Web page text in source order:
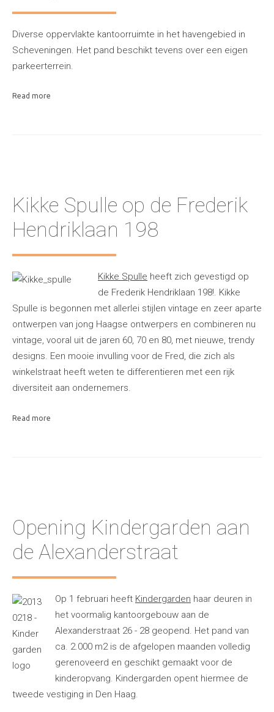
Diverse oppervlakte kantoorruimte in het havengebied in
Scheveningen. Het pand beschikt tevens over een eigen
parkeerterrein.
Read more
Kikke Spulle op de Frederik
Hendriklaan 198
Kikke Spulle heeft zich gevestigd op
de Frederik Hendriklaan 198!. Kikke
Spulle is begonnen met allerlei stijlen vintage en zeer aparte
ontwerpen van jong Haagse ontwerpers en combineren nu
vintage, vooral uit de jaren 60, 70 en 80, met nieuwe, trendy
designs. Een mooie invulling voor de Fred, die zich als
winkelstraat heeft weten te differentieren met een rijk
diversiteit aan ondernemers.
Read more
Opening Kindergarden aan
de Alexanderstraat
Op 1 februari heeft Kindergarden haar deuren in
het voormalig kantoorgebouw aan de
Alexanderstraat 26 - 28 geopend. Het pand van
ca. 2.000 m2 is de afgelopen maanden volledig
gerenoveerd en geschikt gemaakt voor de
kinderopvang. Kindergarden opent hiermee de
tweede vestiging in Den Haag.